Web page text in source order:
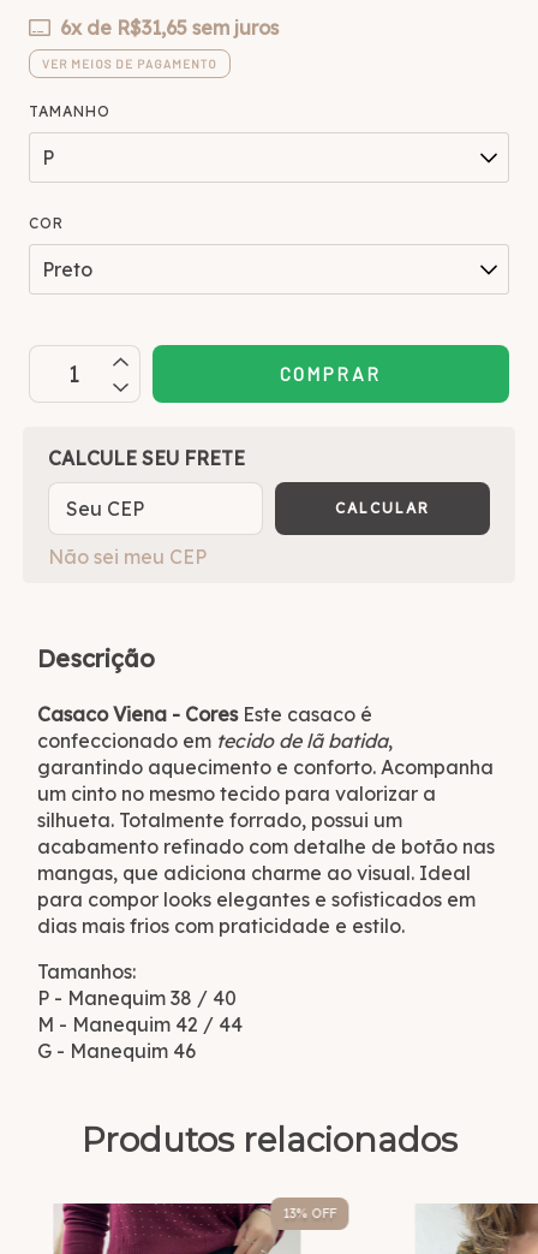
6x de R$31,65 sem juros
VER MEIOS DE PAGAMENTO
TAMANHO
COR
OPÇÕES DE FRETE
CALCULE SEU FRETE
CALCULAR
Não sei meu CEP
Descrição
Casaco Viena - CoresEste casaco é
confeccionado em tecido de lã batida,
garantindo aquecimento e conforto. Acompanha
um cinto no mesmo tecido para valorizar a
silhueta. Totalmente forrado, possui um
acabamento refinado com detalhe de botão nas
mangas, que adiciona charme ao visual. Ideal
para compor looks elegantes e sofisticados em
dias mais frios com praticidade e estilo.
Tamanhos:
P - Manequim 38 / 40
M - Manequim 42 / 44
G - Manequim 46
Produtos relacionados
13% OFF